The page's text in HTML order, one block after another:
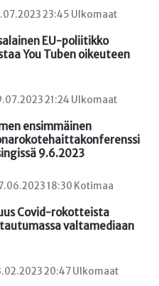
23:45 Ulkomaat
EU-poliitikko
You Tuben oikeuteen
21:24 Ulkomaat
ensimmäinen
9.6.2023
18:30 Kotimaa
Covid-rokotteista
valtamediaan
20:47 Ulkomaat